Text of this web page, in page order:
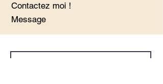
Contactez moi !
Message